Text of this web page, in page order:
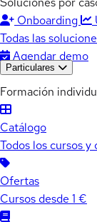
Onboarding
Todas las
Agendar demo
Particulares
Formación
Catálogo
Todos los cursos y
Ofertas
Cursos desde 1 €